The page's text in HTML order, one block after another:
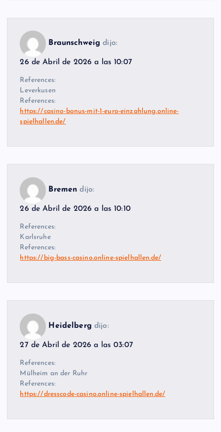
Braunschweig dijo:
26 de Abril de 2026 a las 10:07
References:
Leverkusen
References:
https://casino-bonus-mit-1-euro-einzahlung.online-
spielhallen.de/
Bremen dijo:
26 de Abril de 2026 a las 10:10
References:
Karlsruhe
References:
https://big-bass-casino.online-spielhallen.de/
Heidelberg dijo:
27 de Abril de 2026 a las 03:07
References:
Mülheim an der Ruhr
References:
https://dresscode-casino.online-spielhallen.de/